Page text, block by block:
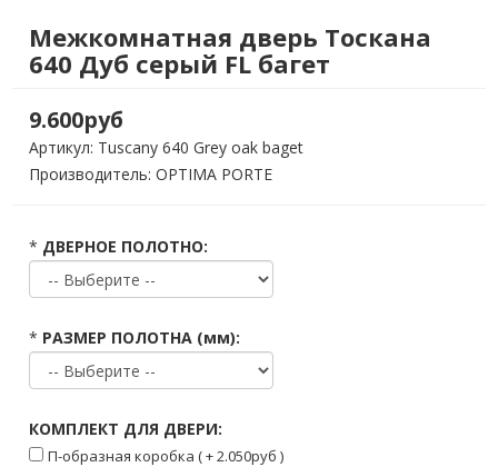
Межкомнатная дверь Тоскана
640 Дуб серый FL багет
9.600руб
Артикул: Tuscany 640 Grey oak baget
Производитель: OPTIMA PORTE
* ДВЕРНОЕ ПОЛОТНО:
* РАЗМЕР ПОЛОТНА (мм):
КОМПЛЕКТ ДЛЯ ДВЕРИ:
П-образная коробка ( + 2.050руб )